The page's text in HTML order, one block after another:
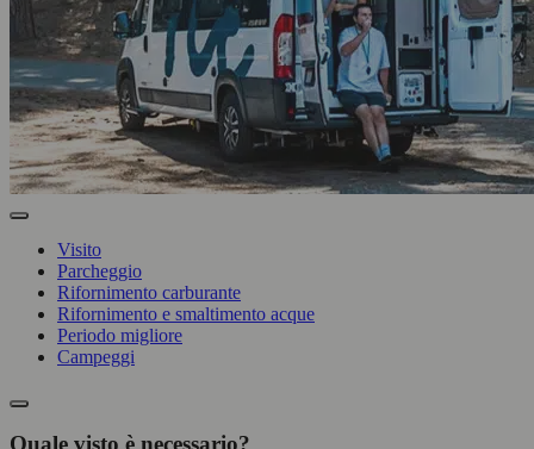
Visito
Parcheggio
Rifornimento carburante
Rifornimento e smaltimento acque
Periodo migliore
Campeggi
Quale visto è necessario?